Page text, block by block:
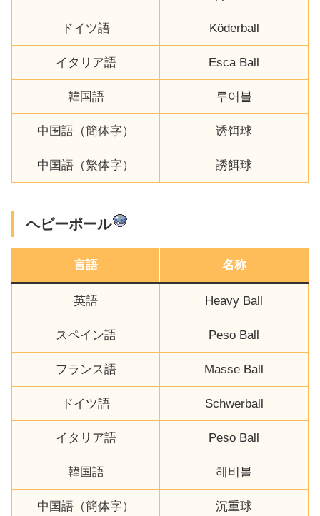
ドイツ語 Köderball
イタリア語 Esca Ball
韓国語 루어볼
中国語（簡体字） 诱饵球
中国語（繁体字） 誘餌球
ヘビーボール
言語 名称
英語 Heavy Ball
スペイン語 Peso Ball
フランス語 Masse Ball
ドイツ語 Schwerball
イタリア語 Peso Ball
韓国語 헤비볼
中国語（簡体字） 沉重球